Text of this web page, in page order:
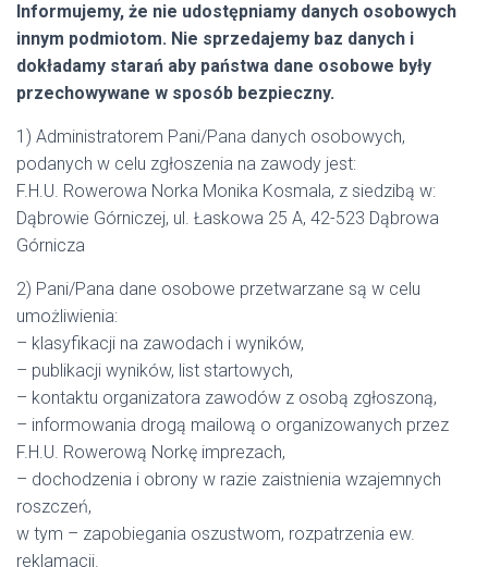
Informujemy, że nie udostępniamy danych osobowych
innym podmiotom. Nie sprzedajemy baz danych i
dokładamy starań aby państwa dane osobowe były
przechowywane w sposób bezpieczny.
1) Administratorem Pani/Pana danych osobowych,
podanych w celu zgłoszenia na zawody jest:
F.H.U. Rowerowa Norka Monika Kosmala, z siedzibą w:
Dąbrowie Górniczej, ul. Łaskowa 25 A, 42-523 Dąbrowa
Górnicza
2) Pani/Pana dane osobowe przetwarzane są w celu
umożliwienia:
– klasyfikacji na zawodach i wyników,
– publikacji wyników, list startowych,
– kontaktu organizatora zawodów z osobą zgłoszoną,
– informowania drogą mailową o organizowanych przez
F.H.U. Rowerową Norkę imprezach,
– dochodzenia i obrony w razie zaistnienia wzajemnych
roszczeń,
w tym – zapobiegania oszustwom, rozpatrzenia ew.
reklamacji.